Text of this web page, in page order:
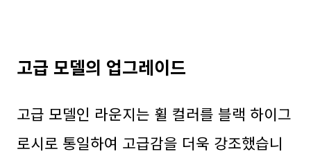
고급 모델의 업그레이드
고급 모델인 라운지는 휠 컬러를 블랙 하이그
로시로 통일하여 고급감을 더욱 강조했습니